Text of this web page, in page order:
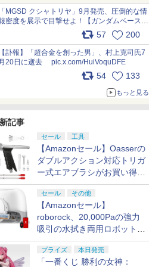
nszPIDTpbg
MGSD クシャトリヤ」9月発売、圧倒的な情
密度を展示で目撃せよ！【ガンダムベース撮
り下ろし】 pic.x.com/3rPjsfk7qZ
57 200
訃報】「超合金を創った男」、村上克司氏7
月20日に逝去 pic.x.com/HuiVoquDFE
54 133
もっと見る
記事
セール 工具
【Amazonセール】Oasserの
ダブルアクション対応トリガ
ー式エアブラシがお買い得価
格で登場！
セール その他
【Amazonセール】
roborock、20,000Paの強力
吸引の水拭き両用ロボット掃
除機「Qrevo Curv 2 Flow」
がお買い得！
プライズ 本日発売
「一番くじ 勝利の女神：